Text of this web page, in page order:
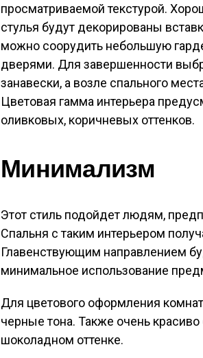
просматриваемой текстурой.
стулья будут декорированы
можно соорудить небольшую
дверями. Для завершенности
занавески, а возле спального
Цветовая гамма интерьера
оливковых, коричневых оттенков.
Минимализм
Этот стиль подойдет людям,
Спальня с таким интерьером
Главенствующим направлением
минимальное использование
Для цветового оформления
черные тона. Также очень
шоколадном оттенке.